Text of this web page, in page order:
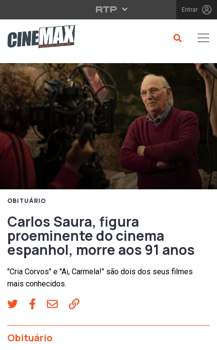
Saltar para o conteúdo principal Entrar
OBITUÁRIO
Carlos Saura, figura
proeminente do cinema
espanhol, morre aos 91 anos
"Cria Corvos" e "Ai, Carmela!" são dois dos seus filmes
mais conhecidos.
Obituário